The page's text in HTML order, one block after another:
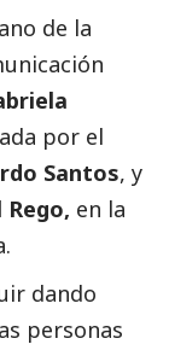
de la
por el
Santos, y
Rego, en la
dando
personas